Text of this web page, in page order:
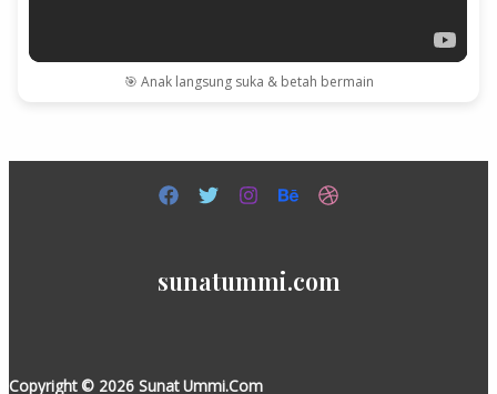
🎯 Anak langsung suka & betah bermain
sunatummi.com
Copyright © 2026 Sunat Ummi.Com